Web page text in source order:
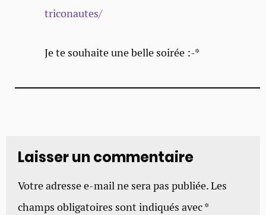
triconautes/
Je te souhaite une belle soirée :-*
Laisser un commentaire
Votre adresse e-mail ne sera pas publiée.Les
champs obligatoires sont indiqués avec*